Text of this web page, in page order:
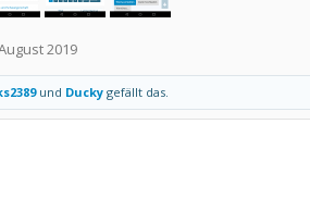
2019
und Ducky gefällt das.